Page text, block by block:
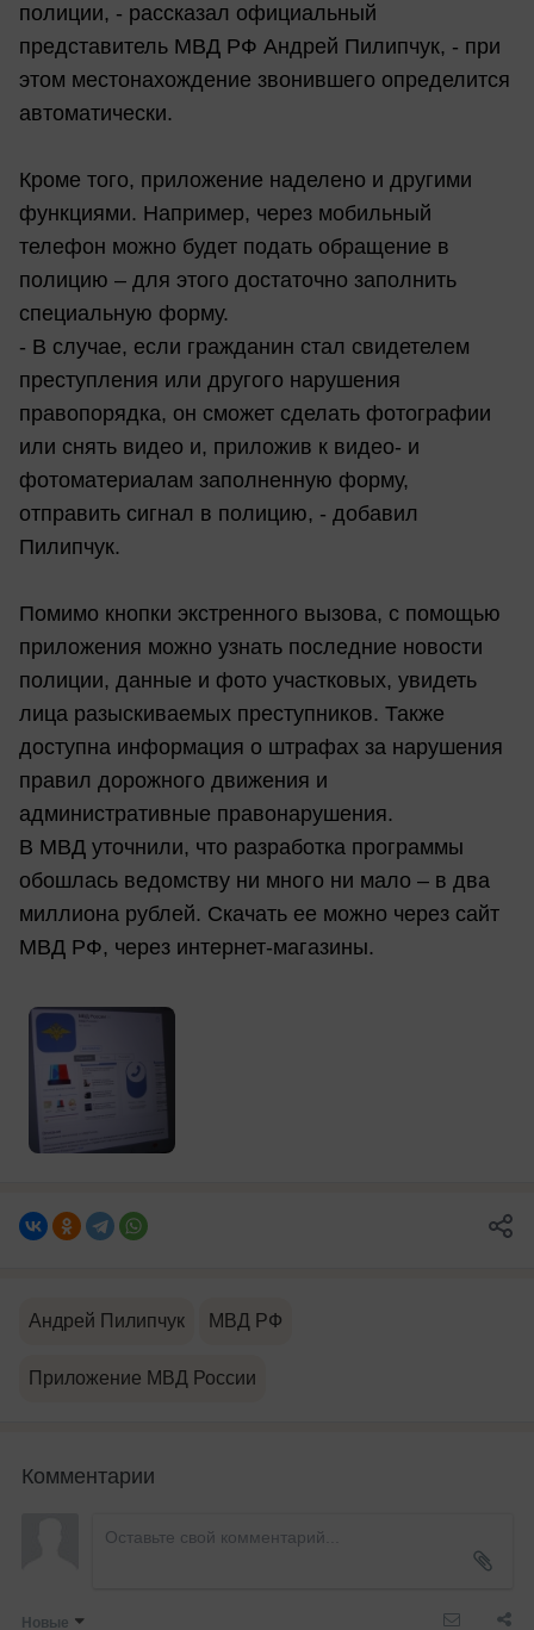
полиции, - рассказал официальный
представитель МВД РФ Андрей Пилипчук, - при
этом местонахождение звонившего определится
автоматически.
Кроме того, приложение наделено и другими
функциями. Например, через мобильный
телефон можно будет подать обращение в
полицию – для этого достаточно заполнить
специальную форму.
- В случае, если гражданин стал свидетелем
преступления или другого нарушения
правопорядка, он сможет сделать фотографии
или снять видео и, приложив к видео- и
фотоматериалам заполненную форму,
отправить сигнал в полицию, - добавил
Пилипчук.
Помимо кнопки экстренного вызова, с помощью
приложения можно узнать последние новости
полиции, данные и фото участковых, увидеть
лица разыскиваемых преступников. Также
доступна информация о штрафах за нарушения
правил дорожного движения и
административные правонарушения.
В МВД уточнили, что разработка программы
обошлась ведомству ни много ни мало – в два
миллиона рублей. Скачать ее можно через сайт
МВД РФ, через интернет-магазины.
Андрей Пилипчук МВД РФ
Приложение МВД России
Комментарии
Новые